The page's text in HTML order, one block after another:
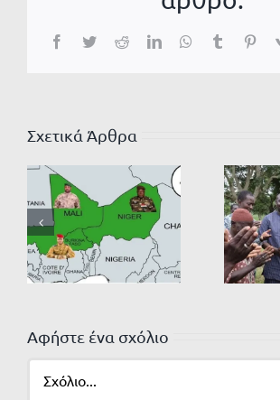
Facebook
TwitterRedditLinkedInWhatsApp
Tumblr
Σχετικά Άρθρα
Αφήστε ένα σχόλιο